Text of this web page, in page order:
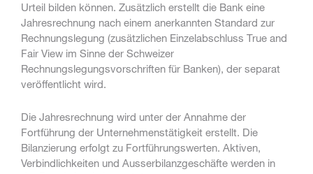
Urteil bilden können. Zusätzlich erstellt die Bank eine
Jahresrechnung nach einem anerkannten Standard zur
Rechnungslegung (zusätzlichen Einzelabschluss True and
Fair View im Sinne der Schweizer
Rechnungslegungsvorschriften für Banken), der separat
veröffentlicht wird.
Die Jahresrechnung wird unter der Annahme der
Fortführung der Unternehmenstätigkeit erstellt. Die
Bilanzierung erfolgt zu Fortführungswerten. Aktiven,
Verbindlichkeiten und Ausserbilanzgeschäfte werden in